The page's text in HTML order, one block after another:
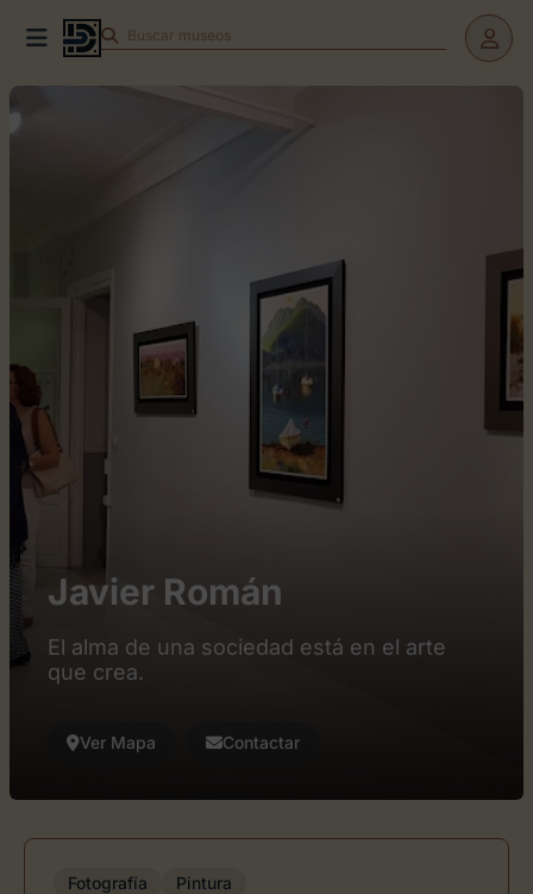
Buscar museos
Javier Román
El alma de una sociedad está en el arte
que crea.
Ver Mapa Contactar
Fotografía Pintura